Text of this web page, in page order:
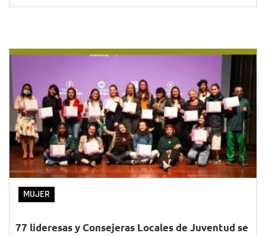
MUJER
77 lideresas y Consejeras Locales de Juventud se